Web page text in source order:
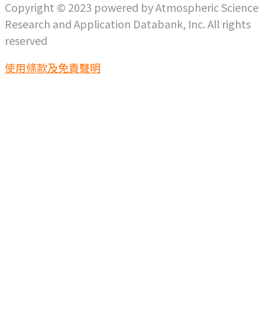
Copyright © 2023 powered by Atmospheric Science
Research and Application Databank, Inc. All rights
reserved
使用條款及免責聲明